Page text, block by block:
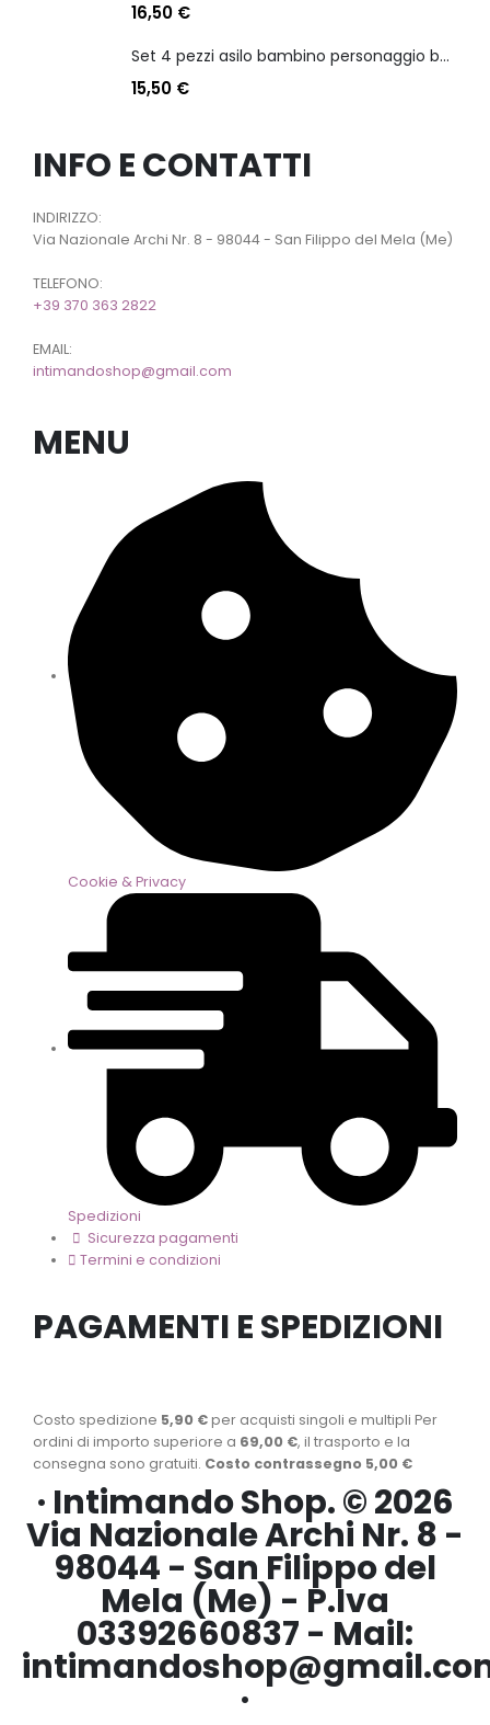
16,50 €
Set 4 pezzi asilo bambino personaggio batman
15,50 €
INFO E CONTATTI
INDIRIZZO:
Via Nazionale Archi Nr. 8 - 98044 - San Filippo del Mela (Me)
TELEFONO:
+39 370 363 2822
EMAIL:
intimandoshop@gmail.com
MENU
Cookie & Privacy
Spedizioni
Sicurezza pagamenti
Termini e condizioni
PAGAMENTI E SPEDIZIONI
Costo spedizione 5,90 €per acquisti singoli e multipli Per
ordini di importo superiore a 69,00 €, il trasporto e la
consegna sono gratuiti. Costo contrassegno 5,00 €
· Intimando Shop. © 2026
Via Nazionale Archi Nr. 8 -
98044 - San Filippo del
Mela (Me) - P.Iva
03392660837 - Mail:
·